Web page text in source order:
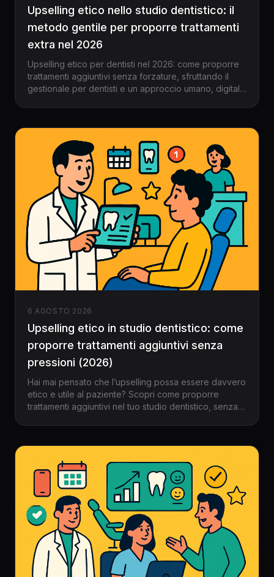
Upselling etico nello studio dentistico: il
metodo gentile per proporre trattamenti
extra nel 2026
Upselling etico per dentisti nel 2026: come proporre
trattamenti aggiuntivi senza forzature, sfruttando il
gestionale per dentisti e un approccio umano, digitale
6 AGOSTO 2026
Upselling etico in studio dentistico: come
proporre trattamenti aggiuntivi senza
pressioni (2026)
Hai mai pensato che l’upselling possa essere davvero
etico e utile al paziente? Scopri come proporre
trattamenti aggiuntivi nel tuo studio dentistico, senza